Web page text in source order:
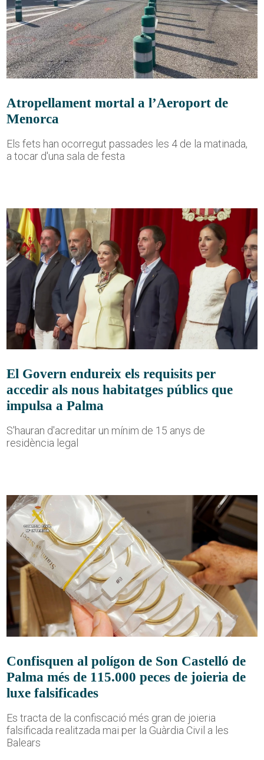
Atropellament mortal a l’Aeroport de
Menorca
Els fets han ocorregut passades les 4 de la matinada,
a tocar d'una sala de festa
El Govern endureix els requisits per
accedir als nous habitatges públics que
impulsa a Palma
S'hauran d'acreditar un mínim de 15 anys de
residència legal
Confisquen al polígon de Son Castelló de
Palma més de 115.000 peces de joieria de
luxe falsificades
Es tracta de la confiscació més gran de joieria
falsificada realitzada mai per la Guàrdia Civil a les
Balears